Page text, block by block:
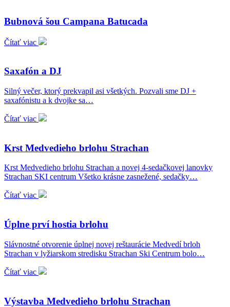
Bubnová šou Campana Batucada
Čítať viac
Saxafón a DJ
Silný večer, ktorý prekvapil asi všetkých. Pozvali sme DJ +
saxafónistu a k dvojke sa…
Čítať viac
Krst Medvedieho brlohu Strachan
Krst Medvedieho brlohu Strachan a novej 4-sedačkovej lanovky
Strachan SKI centrum Všetko krásne zasnežené, sedačky…
Čítať viac
Úplne prví hostia brlohu
Slávnostné otvorenie úplnej novej reštaurácie Medvedí brloh
Strachan v lyžiarskom stredisku Strachan Ski Centrum bolo…
Čítať viac
Výstavba Medvedieho brlohu Strachan